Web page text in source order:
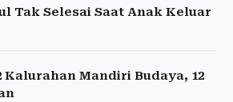
Tak Selesai Saat Anak Keluar
Kalurahan Mandiri Budaya, 12